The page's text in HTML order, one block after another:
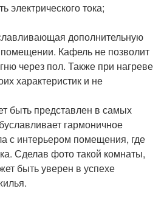
электрического тока;
дополнительную
Кафель не позволит
через пол. Также при нагреве
характеристик и не
быть представлен в самых
гармоничное
с интерьером помещения, где
Сделав фото такой комнаты,
быть уверен в успехе